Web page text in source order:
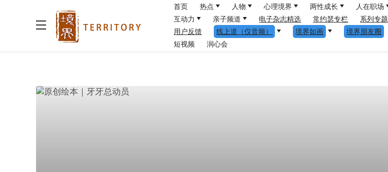
首页 热点 人物 心理境界 两性成长 人在职场
互动力
亲子频道 电子杂志精选 常约瑟专栏 系列专题
用户反馈
线上道（仅音频） 境界如画 境界朋友圈
短视频
润心会